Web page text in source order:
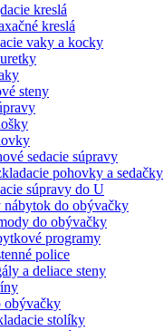
kreslá
kreslá
vaky a kocky
steny
sedacie súpravy
pohovky a sedačky
súpravy do U
nábytok do obývačky
do obývačky
programy
police
a deliace steny
obývačky
stolíky